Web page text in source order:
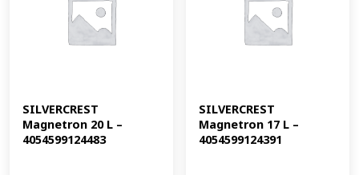
SILVERCREST
Magnetron 20 L –
4054599124483
SILVERCREST
Magnetron 17 L –
4054599124391